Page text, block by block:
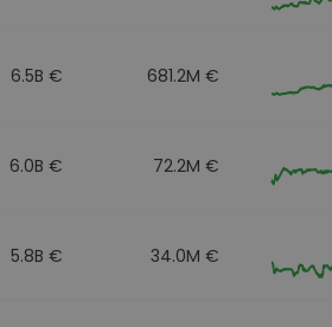
6.5B € 681.2M €
6.0B € 72.2M €
5.8B € 34.0M €